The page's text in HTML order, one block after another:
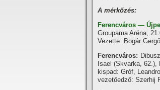
A mérkőzés:
Ferencváros —
Groupama Aréna,
Vezette: Bogár
Ferencváros:
Isael (Skvarka,
kispad: Gróf,
vezetőedző: Szerhij